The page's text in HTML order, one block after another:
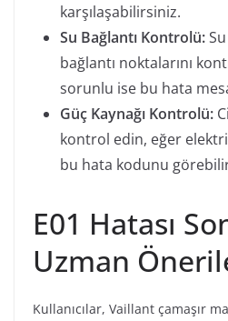
karşılaşabilirsiniz.
Su Bağlantı Kontrolü:
bağlantı noktalarını
sorunlu ise bu hata
Güç Kaynağı Kontrolü:
kontrol edin, eğer
bu hata kodunu
E01 Hatası
Uzman
Kullanıcılar, Vaillant çamaşır